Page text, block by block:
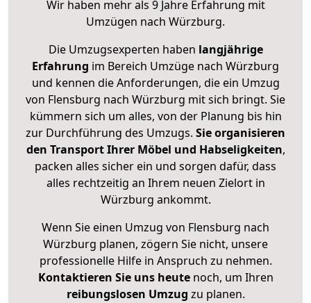
Wir haben mehr als 9 Jahre Erfahrung mit
Umzügen nach Würzburg.
Die Umzugsexperten haben langjährige
Erfahrung im Bereich Umzüge nach Würzburg
und kennen die Anforderungen, die ein Umzug
von Flensburg nach Würzburg mit sich bringt. Sie
kümmern sich um alles, von der Planung bis hin
zur Durchführung des Umzugs. Sie organisieren
den Transport Ihrer Möbel und Habseligkeiten,
packen alles sicher ein und sorgen dafür, dass
alles rechtzeitig an Ihrem neuen Zielort in
Würzburg ankommt.
Wenn Sie einen Umzug von Flensburg nach
Würzburg planen, zögern Sie nicht, unsere
professionelle Hilfe in Anspruch zu nehmen.
Kontaktieren Sie uns heutenoch, um Ihren
reibungslosen Umzug zu planen.